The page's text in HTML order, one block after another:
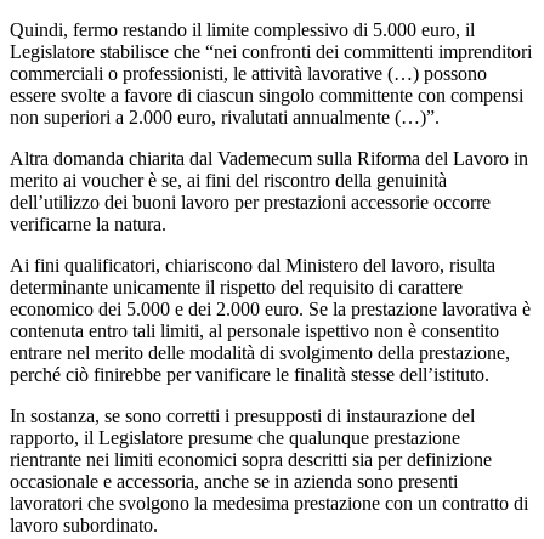
Quindi, fermo restando il limite complessivo di 5.000 euro, il
Legislatore stabilisce che “nei confronti dei committenti imprenditori
commerciali o professionisti, le attività lavorative (…) possono
essere svolte a favore di ciascun singolo committente con compensi
non superiori a 2.000 euro, rivalutati annualmente (…)”.
Altra domanda chiarita dal Vademecum sulla Riforma del Lavoro in
merito ai voucher è se, ai fini del riscontro della genuinità
dell’utilizzo dei buoni lavoro per prestazioni accessorie occorre
verificarne la natura.
Ai fini qualificatori, chiariscono dal Ministero del lavoro, risulta
determinante unicamente il rispetto del requisito di carattere
economico dei 5.000 e dei 2.000 euro. Se la prestazione lavorativa è
contenuta entro tali limiti, al personale ispettivo non è consentito
entrare nel merito delle modalità di svolgimento della prestazione,
perché ciò finirebbe per vanificare le finalità stesse dell’istituto.
In sostanza, se sono corretti i presupposti di instaurazione del
rapporto, il Legislatore presume che qualunque prestazione
rientrante nei limiti economici sopra descritti sia per definizione
occasionale e accessoria, anche se in azienda sono presenti
lavoratori che svolgono la medesima prestazione con un contratto di
lavoro subordinato.